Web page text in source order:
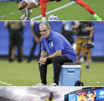
الدوري الألماني
الدوري الفرنسي
الدوري السعودي للمحترفين
دوري أبطال أوروبا
دوري أبطال إفريقيا